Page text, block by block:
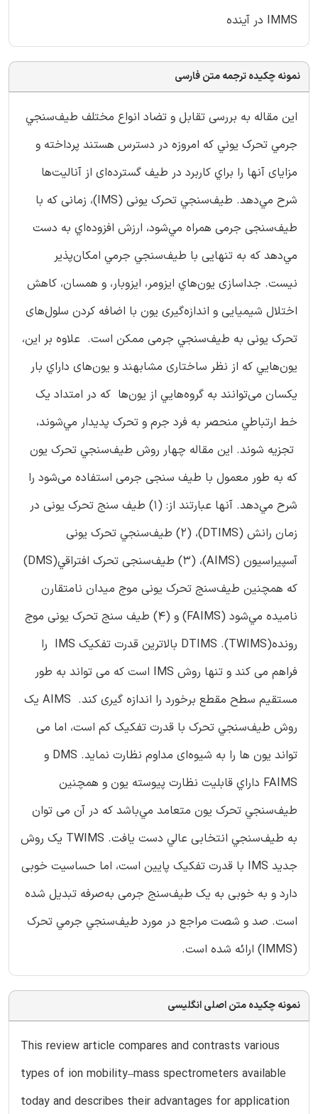
IMMS در آينده
نمونه چکیده ترجمه متن فارسی
این مقاله به بررسی تقابل و تضاد انواع مختلف طيف‌سنجي
جرمي تحرك يوني كه امروزه در دسترس هستند پرداخته و
مزایای آنها را براي كاربرد در طیف گسترده‌ای از آنالیت‌ها
شرح مي‌دهد. طیف‌سنجي تحرك یونی (IMS)، زمانی که با
طیف‌سنجی جرمی همراه مي‌شود، ارزش افزوده‌اي به دست
مي‌دهد كه به تنهایی با طیف‌سنجي جرمي امکان‌پذیر
نیست. جداسازی يون‌هاي ایزومر، ايزوبار، و همسان‌، کاهش
اختلال شیمیایی و اندازه‌گیری یون با اضافه‌ كردن سلول‌های
تحرک یونی به طیف‌سنجي جرمی ممکن است. علاوه بر این،
یون‌هایي كه از نظر ساختاری مشابهند و یون‌های داراي بار
يكسان می‌توانند به گروه‌هايي از یون‌ها که در امتداد یک
خط ارتباطي منحصر به فرد جرم و تحرک پديدار مي‌شوند،
تجزيه شوند. این مقاله چهار روش طيف‌سنجي تحرک یون
كه به طور معمول با طیف سنجی جرمی استفاده می‌شود را
شرح مي‌دهد. آنها عبارتند از: (1) طیف سنج تحرک یونی در
زمان رانش (DTIMS)، (2) طیف‌سنجي تحرک یونی
آسپیراسیون (AIMS)، (3) طیف‌سنجی تحرک افتراقي(DMS)
که همچنین طیف‌سنج تحرک یونی موج میدان نامتقارن
ناميده مي‌شود (FAIMS) و (4) طیف سنج تحرک یونی موج
رونده(TWIMS). DTIMS بالاترین قدرت تفكيك IMS را
فراهم می کند و تنها روش IMS است که می تواند به طور
مستقیم سطح مقطع برخورد را اندازه گیری كند. AIMS يك
روش طيف‌سنجي تحرک با قدرت تفكيك كم است، اما می
تواند یون ها را به شیوه‌ای مداوم نظارت نمايد. DMS و
FAIMS داراي قابلیت نظارت پیوسته یون و همچنین
طيف‌سنجي تحرک یون متعامد مي‌باشد که در آن می توان
به طيف‌سنجي انتخابی عالي دست يافت. TWIMS یک روش
جدید IMS با قدرت تفكيك پايين است، اما حساسیت خوبی
دارد و به خوبی به یک طیف‌سنج جرمی به‌صرفه تبديل شده
است. صد و شصت مراجع در مورد طيف‌سنجي جرمي تحرک
(IMMS) ارائه شده است.
نمونه چکیده متن اصلی انگلیسی
This review article compares and contrasts various
types of ion mobility–mass spectrometers available
today and describes their advantages for application